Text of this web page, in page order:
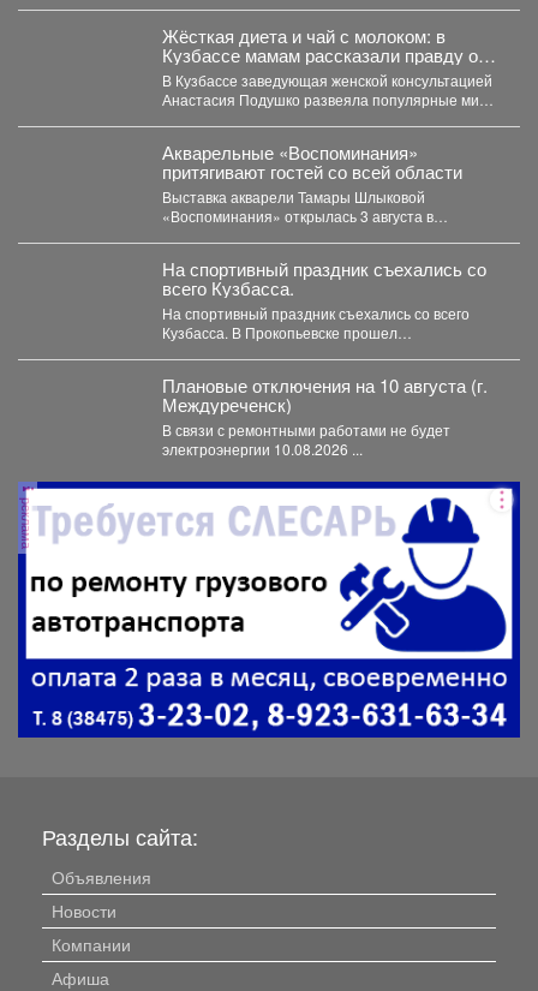
Жёсткая диета и чай с молоком: в
Кузбассе мамам рассказали правду о
грудном вскармливании
В Кузбассе заведующая женской консультацией
Анастасия Подушко развеяла популярные мифы
Акварельные «Воспоминания»
притягивают гостей со всей области
Выставка акварели Тамары Шлыковой
«Воспоминания» открылась 3 августа в
На спортивный праздник съехались со
всего Кузбасса.
На спортивный праздник съехались со всего
Кузбасса. В Прокопьевске прошел
Плановые отключения на 10 августа (г.
Междуреченск)
В связи с ремонтными работами не будет
электроэнергии 10.08.2026 ...
реклама
Разделы сайта:
Объявления
Новости
Компании
Афиша